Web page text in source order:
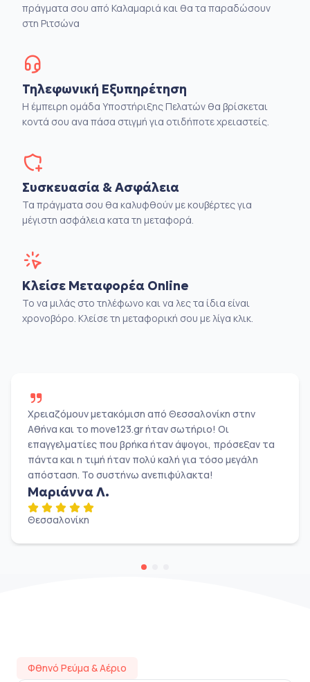
πράγματα σου από Καλαμαριά και θα τα παραδώσουν
στη Ριτσώνα
Τηλεφωνική Εξυπηρέτηση
Η έμπειρη ομάδα Υποστήριξης Πελατών θα βρίσκεται
κοντά σου ανα πάσα στιγμή για οτιδήποτε χρειαστείς.
Συσκευασία & Ασφάλεια
Τα πράγματα σου θα καλυφθούν με κουβέρτες για
μέγιστη ασφάλεια κατα τη μεταφορά.
Κλείσε Μεταφορέα Online
Το να μιλάς στο τηλέφωνο και να λες τα ίδια είναι
χρονοβόρο. Κλείσε τη μεταφορική σου με λίγα κλικ.
Χρειαζόμουν μετακόμιση από Θεσσαλονίκη στην
Αθήνα και το move123.gr ήταν σωτήριο! Οι
επαγγελματίες που βρήκα ήταν άψογοι, πρόσεξαν τα
πάντα και η τιμή ήταν πολύ καλή για τόσο μεγάλη
απόσταση. Το συστήνω ανεπιφύλακτα!
Μαριάννα Λ.
Θεσσαλονίκη
Φθηνό Ρεύμα & Αέριο